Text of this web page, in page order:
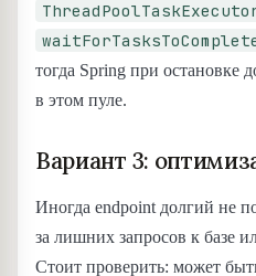
тогда Spring при остановке
в этом пуле.
Вариант 3:
Иногда endpoint долгий не
за лишних запросов к базе
Стоит проверить: может